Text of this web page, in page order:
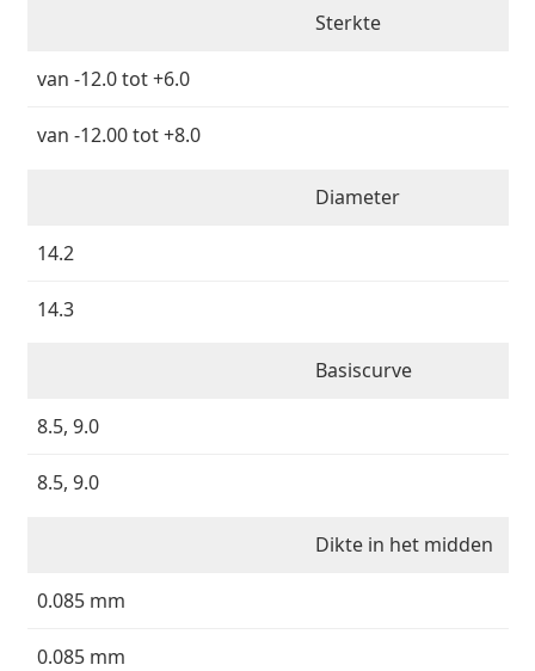
Alle merken
Prada
Sterkte
van -12.0 tot +6.0
van -12.00 tot +8.0
Diameter
14.2
14.3
Basiscurve
8.5, 9.0
8.5, 9.0
Dikte in het midden
0.085 mm
0.085 mm